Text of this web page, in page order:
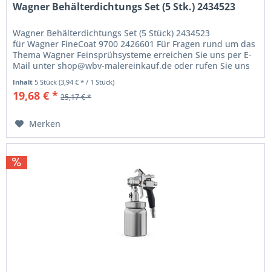
Wagner Behälterdichtungs Set (5 Stk.) 2434523
Wagner Behälterdichtungs Set (5 Stück) 2434523
für Wagner FineCoat 9700 2426601 Für Fragen rund um das
Thema Wagner Feinsprühsysteme erreichen Sie uns per E-
Mail unter shop@wbv-malereinkauf.de oder rufen Sie uns
Inhalt5 Stück(3,94 € * / 1 Stück)
19,68 € * 25,17 € *
Merken